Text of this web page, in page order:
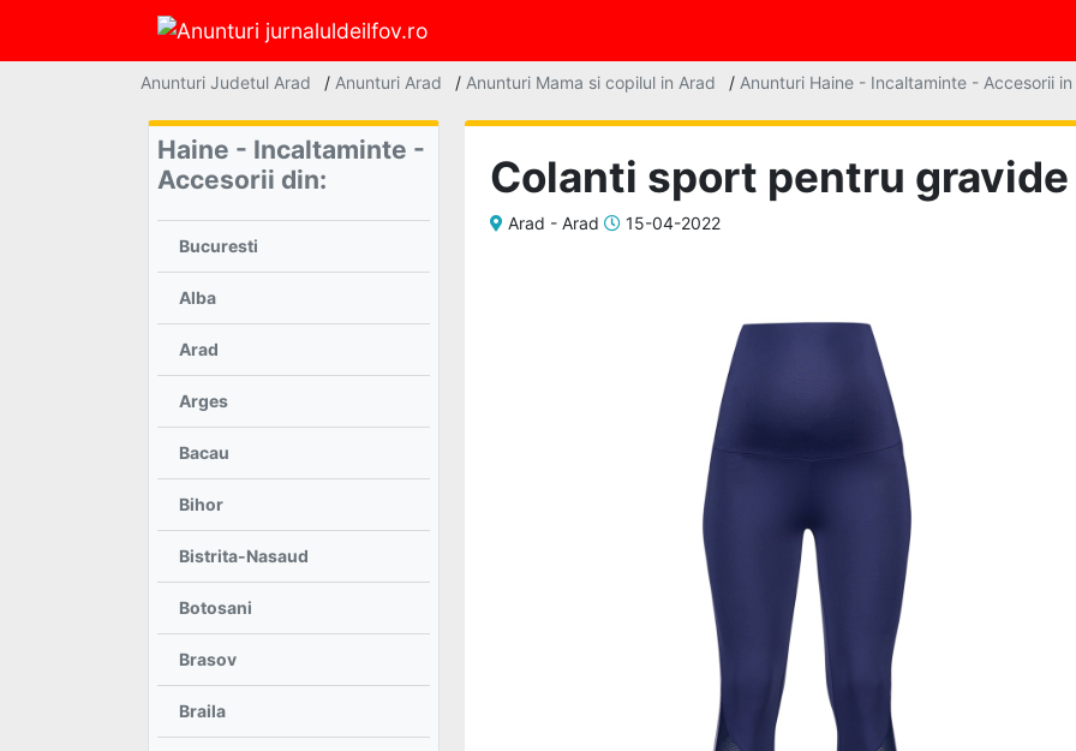
account_circle Anunturi Judetul Arad / Anunturi Arad / Anunturi Mama si copilul in Arad / Anunturi Haine - Incaltaminte - Accesorii in
Haine - Incaltaminte -
Accesorii din:
Bucuresti
Alba
Arad
Arges
Bacau
Bihor
Bistrita-Nasaud
Botosani
Brasov
Braila
Colanti sport pentru gravide
Arad - Arad 15-04-2022